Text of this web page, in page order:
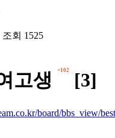
조회 1525
고생 +102 [3]
board/bbs_view/